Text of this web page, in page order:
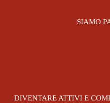
SIAMO
DIVENTARE ATTIVI E